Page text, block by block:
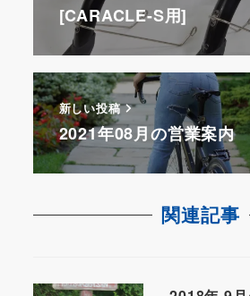
[CARACLE-S用]
新しい投稿
2021年08月の営業案内
関連記事